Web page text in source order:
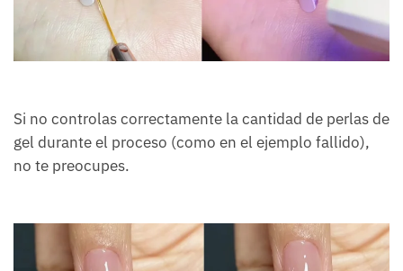
Si no controlas correctamente la cantidad de perlas de
gel durante el proceso (como en el ejemplo fallido),
no te preocupes.